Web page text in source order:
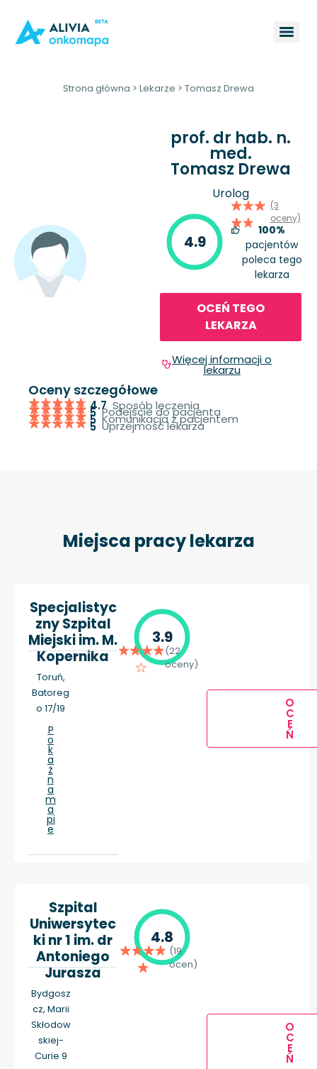
Strona główna > Lekarze > Tomasz Drewa
prof. dr hab. n.
med.
Tomasz Drewa
Urolog
4.9
(3
oceny)
100%
pacjentów
poleca tego
lekarza
OCEŃ TEGO
LEKARZA
Więcej informacji o
lekarzu
Oceny szczegółowe
4.7 Sposób leczenia
5 Podejście do pacjenta
5 Komunikacja z pacjentem
5 Uprzejmość lekarza
Miejsca pracy lekarza
Specjalistyc
zny Szpital
Miejski im. M.
Kopernika
Toruń,
Batoreg
o 17/19
P
o
k
a
ż
n
a
m
a
pi
e
3.9
(22
oceny)
O
C
E
Ń
Szpital
Uniwersytec
ki nr 1 im. dr
Antoniego
Jurasza
Bydgosz
cz, Marii
Skłodow
skiej-
Curie 9
4.8
(19
ocen)
O
C
E
Ń